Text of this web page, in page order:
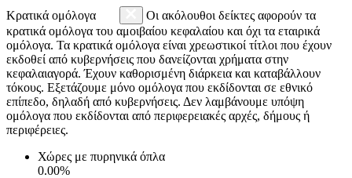
Κρατικά ομόλογα
Οι ακόλουθοι δείκτες αφορούν τα
κρατικά ομόλογα του αμοιβαίου κεφαλαίου και όχι τα εταιρικά
ομόλογα. Τα κρατικά ομόλογα είναι χρεωστικοί τίτλοι που έχουν
εκδοθεί από κυβερνήσεις που δανείζονται χρήματα στην
κεφαλαιαγορά. Έχουν καθορισμένη διάρκεια και καταβάλλουν
τόκους. Εξετάζουμε μόνο ομόλογα που εκδίδονται σε εθνικό
επίπεδο, δηλαδή από κυβερνήσεις. Δεν λαμβάνουμε υπόψη
ομόλογα που εκδίδονται από περιφερειακές αρχές, δήμους ή
περιφέρειες.
Χώρες με πυρηνικά όπλα
0.00%